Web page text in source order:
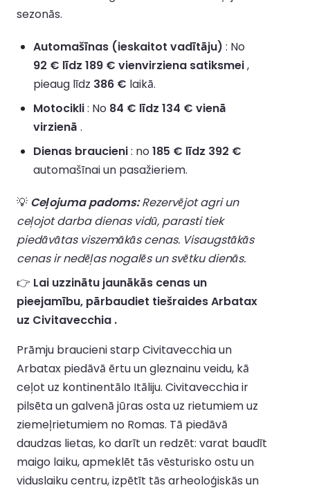
sezonās.
Automašīnas (ieskaitot vadītāju) : No
92 € līdz 189 € vienvirziena satiksmei,
pieaug līdz 386 € laikā.
Motocikli: No 84 € līdz 134 € vienā
virzienā .
Dienas braucieni: no 185 € līdz 392 €
automašīnai un pasažieriem.
💡 Ceļojuma padoms:Rezervējot agri un
ceļojot darba dienas vidū, parasti tiek
piedāvātas viszemākās cenas. Visaugstākās
cenas ir nedēļas nogalēs un svētku dienās.
👉 Lai uzzinātu jaunākās cenas un
pieejamību, pārbaudiet tiešraides Arbatax
uz Civitavecchia .
Prāmju braucieni starp Civitavecchia un
Arbatax piedāvā ērtu un gleznainu veidu, kā
ceļot uz kontinentālo Itāliju. Civitavecchia ir
pilsēta un galvenā jūras osta uz rietumiem uz
ziemeļrietumiem no Romas. Tā piedāvā
daudzas lietas, ko darīt un redzēt: varat baudīt
maigo laiku, apmeklēt tās vēsturisko ostu un
viduslaiku centru, izpētīt tās arheoloģiskās un